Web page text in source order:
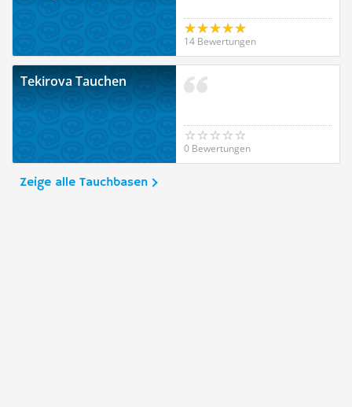
14 Bewertungen
Tekirova Tauchen
0 Bewertungen
Zeige alle Tauchbasen